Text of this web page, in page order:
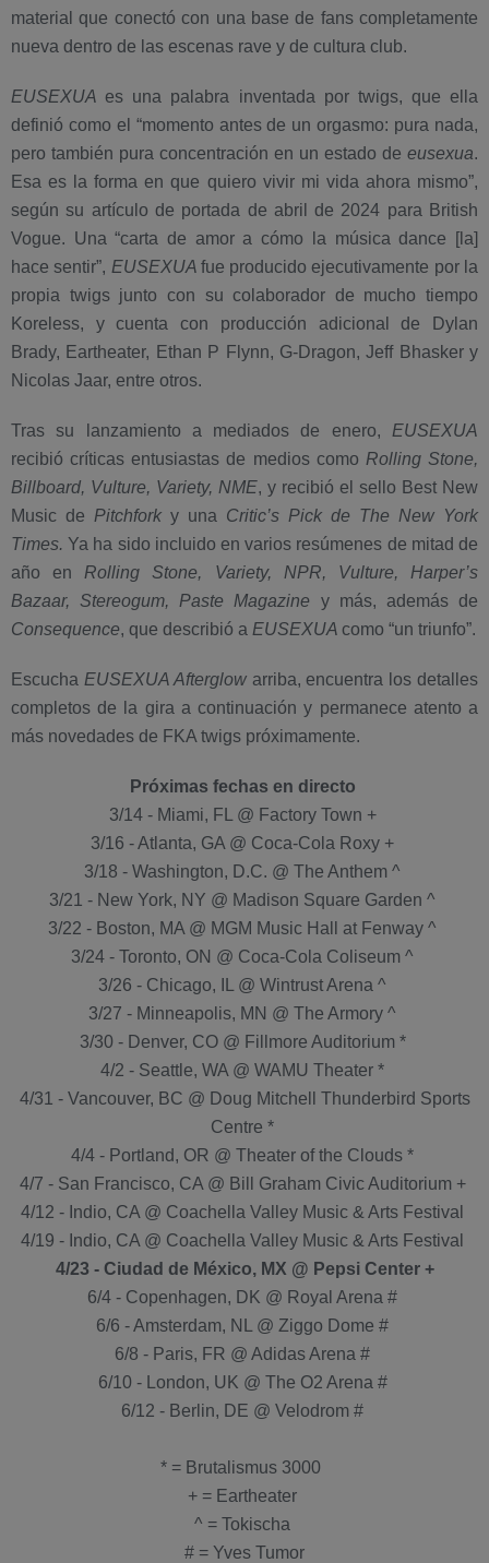
material que conectó con una base de fans completamente
nueva dentro de las escenas rave y de cultura club.
EUSEXUAes una palabra inventada por twigs, que ella
definió como el “momento antes de un orgasmo: pura nada,
pero también pura concentración en un estado de eusexua.
Esa es la forma en que quiero vivir mi vida ahora mismo”,
según su artículo de portada de abril de 2024 para British
Vogue. Una “carta de amor a cómo la música dance [la]
hace sentir”, EUSEXUA fue producido ejecutivamente por la
propia twigs junto con su colaborador de mucho tiempo
Koreless, y cuenta con producción adicional de Dylan
Brady, Eartheater, Ethan P Flynn, G-Dragon, Jeff Bhasker y
Nicolas Jaar, entre otros.
Tras su lanzamiento a mediados de enero, EUSEXUA
recibió críticas entusiastas de medios como Rolling Stone,
Billboard, Vulture, Variety, NME, y recibió el sello Best New
Music de Pitchfork y una Critic’s Pick de The New York
Times. Ya ha sido incluido en varios resúmenes de mitad de
año en Rolling Stone, Variety, NPR, Vulture, Harper’s
Bazaar, Stereogum, Paste Magazine y más, además de
Consequence, que describió a EUSEXUA como “un triunfo”.
Escucha EUSEXUA Afterglow arriba, encuentra los detalles
completos de la gira a continuación y permanece atento a
más novedades de FKA twigs próximamente.
Próximas fechas en directo
3/14 - Miami, FL @ Factory Town +
3/16 - Atlanta, GA @ Coca-Cola Roxy +
3/18 - Washington, D.C. @ The Anthem ^
3/21 - New York, NY @ Madison Square Garden ^
3/22 - Boston, MA @ MGM Music Hall at Fenway ^
3/24 - Toronto, ON @ Coca-Cola Coliseum ^
3/26 - Chicago, IL @ Wintrust Arena ^
3/27 - Minneapolis, MN @ The Armory ^
3/30 - Denver, CO @ Fillmore Auditorium *
4/2 - Seattle, WA @ WAMU Theater *
4/31 - Vancouver, BC @ Doug Mitchell Thunderbird Sports
Centre *
4/4 - Portland, OR @ Theater of the Clouds *
4/7 - San Francisco, CA @ Bill Graham Civic Auditorium +
4/12 - Indio, CA @ Coachella Valley Music & Arts Festival
4/19 - Indio, CA @ Coachella Valley Music & Arts Festival
4/23 - Ciudad de México, MX @ Pepsi Center +
6/4 - Copenhagen, DK @ Royal Arena #
6/6 - Amsterdam, NL @ Ziggo Dome #
6/8 - Paris, FR @ Adidas Arena #
6/10 - London, UK @ The O2 Arena #
6/12 - Berlin, DE @ Velodrom #
* = Brutalismus 3000
+ = Eartheater
^ = Tokischa
# = Yves Tumor